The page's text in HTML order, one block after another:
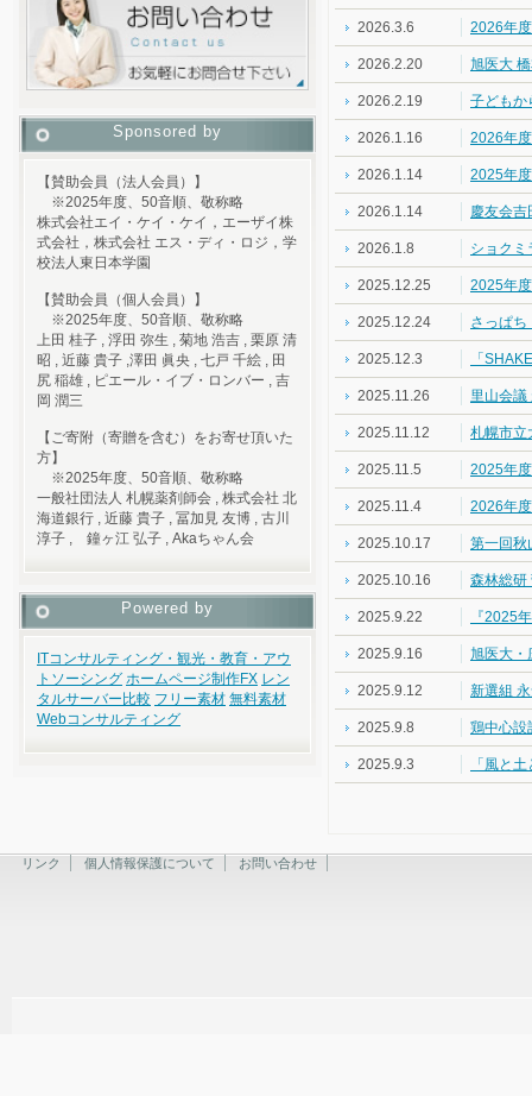
2026.3.6 2026年
2026.2.20 旭医大
2026.2.19 子どもか
2026.1.16 2026年
2026.1.14 2025年
2026.1.14 慶友会吉
2026.1.8 ショクミ
2025.12.25 2025年
2025.12.24 さっぱち
2025.12.3 「
2025.11.26 里山会議
2025.11.12 札幌市立
2025.11.5 2025年
2025.11.4 2026年
2025.10.17 第一回秋
2025.10.16 森林総研
2025.9.22 『2025
2025.9.16 旭医大・
2025.9.12 新選組
2025.9.8 鶏中心設
2025.9.3 「風と
Sponsored by
【賛助会員（法人会員）】
※2025年度、50音順、敬称略
株式会社エイ・ケイ・ケイ，エーザイ株
式会社，株式会社 エス・ディ・ロジ，学
校法人東日本学園
【賛助会員（個人会員）】
※2025年度、50音順、敬称略
上田 桂子 , 浮田 弥生 , 菊地 浩吉 , 栗原 清
昭 , 近藤 貴子 ,澤田 眞央 , 七戸 千絵 , 田
尻 稲雄 , ピエール・イブ・ロンバー , 吉
岡 潤三
【ご寄附（寄贈を含む）をお寄せ頂いた
方】
※2025年度、50音順、敬称略
一般社団法人 札幌薬剤師会 , 株式会社 北
海道銀行 , 近藤 貴子 , 冨加見 友博 , 古川
淳子 , 鐘ヶ江 弘子 , Akaちゃん会
Powered by
ITコンサルティング・観光・教育・アウ
トソーシング ホームページ制作FX レン
タルサーバー比較 フリー素材 無料素材
Webコンサルティング
リンク 個人情報保護について お問い合わせ